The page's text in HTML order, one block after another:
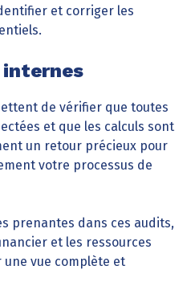
et corriger les
internes
de vérifier que toutes
et que les calculs sont
un retour précieux pour
votre processus de
prenantes dans ces audits,
et les ressources
vue complète et